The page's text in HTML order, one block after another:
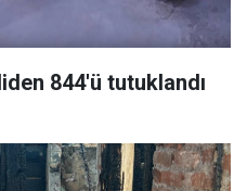
844'ü tutuklandı